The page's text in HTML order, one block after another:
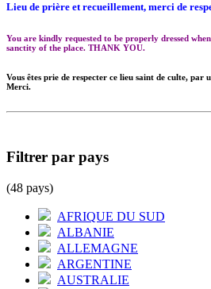
Lieu de prière et recueillement, merci de
You are kindly requested to be properly dressed
sanctity of the place. THANK YOU.
Vous êtes prie de respecter ce lieu saint de culte, par
Merci.
Filtrer par pays
(48 pays)
AFRIQUE DU SUD
ALBANIE
ALLEMAGNE
ARGENTINE
AUSTRALIE